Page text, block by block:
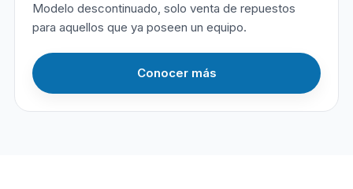
Modelo descontinuado, solo venta de repuestos
para aquellos que ya poseen un equipo.
Conocer más